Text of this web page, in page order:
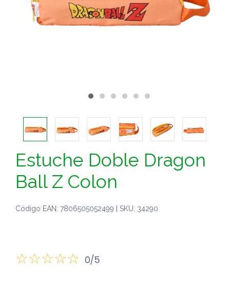
Estuche Doble Dragon
Ball Z Colon
Código EAN: 7806505052499 | SKU: 34290
0/5